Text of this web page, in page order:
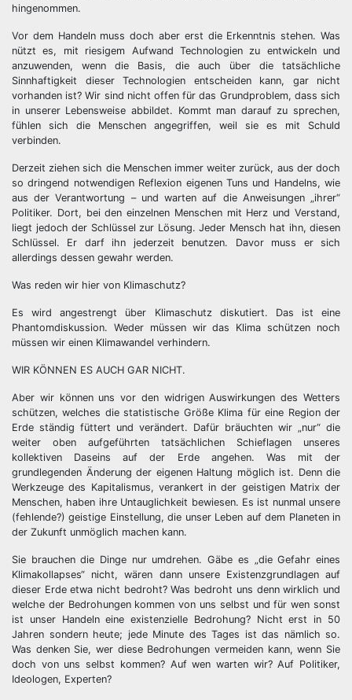
hingenommen.
Vor dem Handeln muss doch aber erst die Erkenntnis stehen. Was
nützt es, mit riesigem Aufwand Technologien zu entwickeln und
anzuwenden, wenn die Basis, die auch über die tatsächliche
Sinnhaftigkeit dieser Technologien entscheiden kann, gar nicht
vorhanden ist? Wir sind nicht offen für das Grundproblem, dass sich
in unserer Lebensweise abbildet. Kommt man darauf zu sprechen,
fühlen sich die Menschen angegriffen, weil sie es mit Schuld
verbinden.
Derzeit ziehen sich die Menschen immer weiter zurück, aus der doch
so dringend notwendigen Reflexion eigenen Tuns und Handelns, wie
aus der Verantwortung – und warten auf die Anweisungen „ihrer“
Politiker. Dort, bei den einzelnen Menschen mit Herz und Verstand,
liegt jedoch der Schlüssel zur Lösung. Jeder Mensch hat ihn, diesen
Schlüssel. Er darf ihn jederzeit benutzen. Davor muss er sich
allerdings dessen gewahr werden.
Was reden wir hier von Klimaschutz?
Es wird angestrengt über Klimaschutz diskutiert. Das ist eine
Phantomdiskussion. Weder müssen wir das Klima schützen noch
müssen wir einen Klimawandel verhindern.
WIR KÖNNEN ES AUCH GAR NICHT.
Aber wir können uns vor den widrigen Auswirkungen des Wetters
schützen, welches die statistische Größe Klima für eine Region der
Erde ständig füttert und verändert. Dafür bräuchten wir „nur“ die
weiter oben aufgeführten tatsächlichen Schieflagen unseres
kollektiven Daseins auf der Erde angehen. Was mit der
grundlegenden Änderung der eigenen Haltung möglich ist. Denn die
Werkzeuge des Kapitalismus, verankert in der geistigen Matrix der
Menschen, haben ihre Untauglichkeit bewiesen. Es ist nunmal unsere
(fehlende?) geistige Einstellung, die unser Leben auf dem Planeten in
der Zukunft unmöglich machen kann.
Sie brauchen die Dinge nur umdrehen. Gäbe es „die Gefahr eines
Klimakollapses“ nicht, wären dann unsere Existenzgrundlagen auf
dieser Erde etwa nicht bedroht? Was bedroht uns denn wirklich und
welche der Bedrohungen kommen von uns selbst und für wen sonst
ist unser Handeln eine existenzielle Bedrohung? Nicht erst in 50
Jahren sondern heute; jede Minute des Tages ist das nämlich so.
Was denken Sie, wer diese Bedrohungen vermeiden kann, wenn Sie
doch von uns selbst kommen? Auf wen warten wir? Auf Politiker,
Ideologen, Experten?